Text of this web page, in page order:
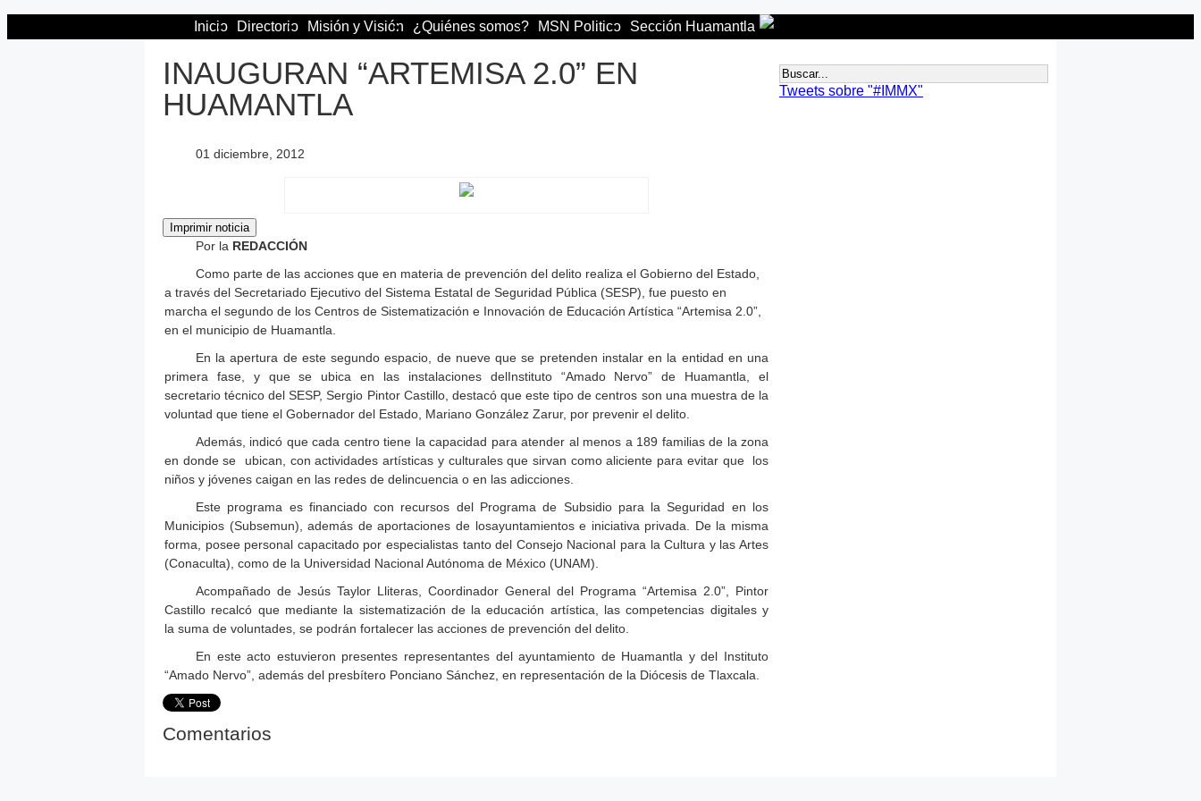
Inicio Directorio Misión y Visión ¿Quiénes somos? MSN Politico Sección Huamantla
INAUGURAN “ARTEMISA 2.0” EN
HUAMANTLA
01 diciembre, 2012
Por la REDACCIÓN
Como parte de las acciones que en materia de prevención del delito realiza el Gobierno del Estado,
a través del Secretariado Ejecutivo del Sistema Estatal de Seguridad Pública (SESP), fue puesto en
marcha el segundo de los Centros de Sistematización e Innovación de Educación Artística “Artemisa 2.0”,
en el municipio de Huamantla.
En la apertura de este segundo espacio, de nueve que se pretenden instalar en la entidad en una
primera fase, y que se ubica en las instalaciones delInstituto “Amado Nervo” de Huamantla, el
secretario técnico del SESP, Sergio Pintor Castillo, destacó que este tipo de centros son una muestra de la
voluntad que tiene el Gobernador del Estado, Mariano González Zarur, por prevenir el delito.
Además, indicó que cada centro tiene la capacidad para atender al menos a 189 familias de la zona
en donde se ubican, con actividades artísticas y culturales que sirvan como aliciente para evitar que los
niños y jóvenes caigan en las redes de delincuencia o en las adicciones.
Este programa es financiado con recursos del Programa de Subsidio para la Seguridad en los
Municipios (Subsemun), además de aportaciones de losayuntamientos e iniciativa privada. De la misma
forma, posee personal capacitado por especialistas tanto del Consejo Nacional para la Cultura y las Artes
(Conaculta), como de la Universidad Nacional Autónoma de México (UNAM).
Acompañado de Jesús Taylor Lliteras, Coordinador General del Programa “Artemisa 2.0”, Pintor
Castillo recalcó que mediante la sistematización de la educación artística, las competencias digitales y
la suma de voluntades, se podrán fortalecer las acciones de prevención del delito.
En este acto estuvieron presentes representantes del ayuntamiento de Huamantla y del Instituto
“Amado Nervo”, además del presbítero Ponciano Sánchez, en representación de la Diócesis de Tlaxcala.
Comentarios
Tweets sobre "#IMMX"